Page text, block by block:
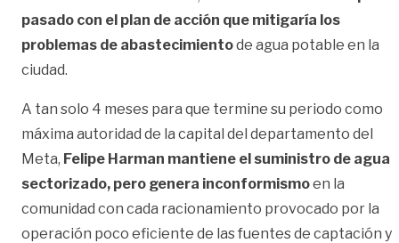
pasado con el plan de acción que mitigaría los
problemas de abastecimientode agua potable en la
ciudad.
A tan solo 4 meses para que termine su periodo como
máxima autoridad de la capital del departamento del
Meta, Felipe Harman mantiene el suministro de agua
sectorizado, pero genera inconformismoen la
comunidad con cada racionamiento provocado por la
operación poco eficiente de las fuentes de captación y